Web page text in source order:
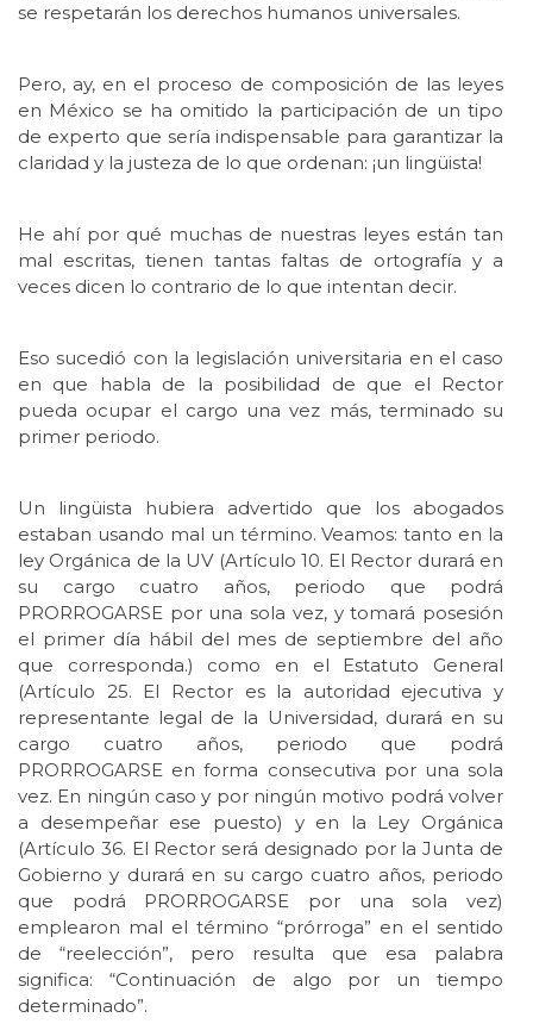
se respetarán los derechos humanos universales.
Pero, ay, en el proceso de composición de las leyes
en México se ha omitido la participación de un tipo
de experto que sería indispensable para garantizar la
claridad y la justeza de lo que ordenan: ¡un lingüista!
He ahí por qué muchas de nuestras leyes están tan
mal escritas, tienen tantas faltas de ortografía y a
veces dicen lo contrario de lo que intentan decir.
Eso sucedió con la legislación universitaria en el caso
en que habla de la posibilidad de que el Rector
pueda ocupar el cargo una vez más, terminado su
primer periodo.
Un lingüista hubiera advertido que los abogados
estaban usando mal un término. Veamos: tanto en la
ley Orgánica de la UV (Artículo 10. El Rector durará en
su cargo cuatro años, periodo que podrá
PRORROGARSE por una sola vez, y tomará posesión
el primer día hábil del mes de septiembre del año
que corresponda.) como en el Estatuto General
(Artículo 25. El Rector es la autoridad ejecutiva y
representante legal de la Universidad, durará en su
cargo cuatro años, periodo que podrá
PRORROGARSE en forma consecutiva por una sola
vez. En ningún caso y por ningún motivo podrá volver
a desempeñar ese puesto) y en la Ley Orgánica
(Artículo 36. El Rector será designado por la Junta de
Gobierno y durará en su cargo cuatro años, periodo
que podrá PRORROGARSE por una sola vez)
emplearon mal el término “prórroga” en el sentido
de “reelección”, pero resulta que esa palabra
significa: “Continuación de algo por un tiempo
determinado”.